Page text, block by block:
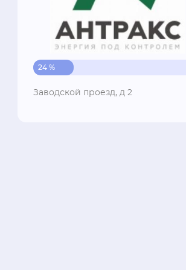
24 %
Заводской проезд, д 2